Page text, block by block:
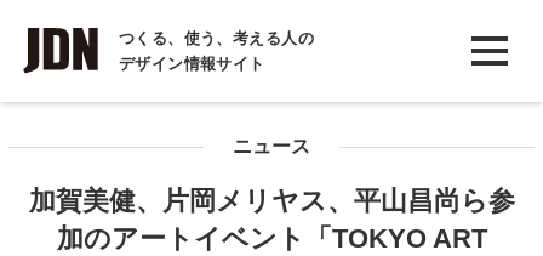
つくる、使う、考える人の
デザイン情報サイト
INTERVIEW
インタビュー
COLUMN
ニュース
加賀美健、片岡メリヤス、平山昌尚ら参
加のアートイベント「TOKYO ART